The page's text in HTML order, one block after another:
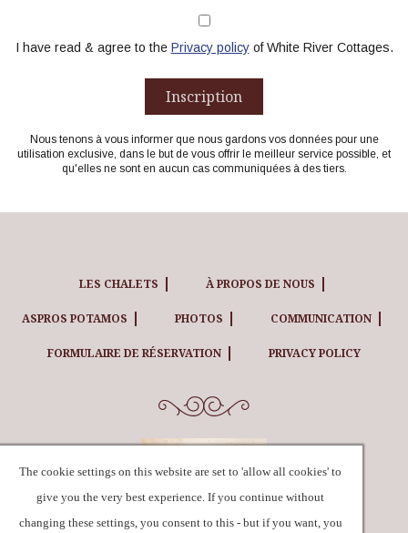
I have read & agree to the Privacy policyof White River Cottages.
Inscription
Nous tenons à vous informer que nous gardons vos données pour une
utilisation exclusive, dans le but de vous offrir le meilleur service possible, et
qu'elles ne sont en aucun cas communiquées à des tiers.
LES CHALETS À PROPOS DE NOUS
ASPROS POTAMOS PHOTOS COMMUNICATION
FORMULAIRE DE RÉSERVATION PRIVACY POLICY
The cookie settings on this website are set to 'allow all cookies' to
give you the very best experience. If you continue without
changing these settings, you consent to this - but if you want, you